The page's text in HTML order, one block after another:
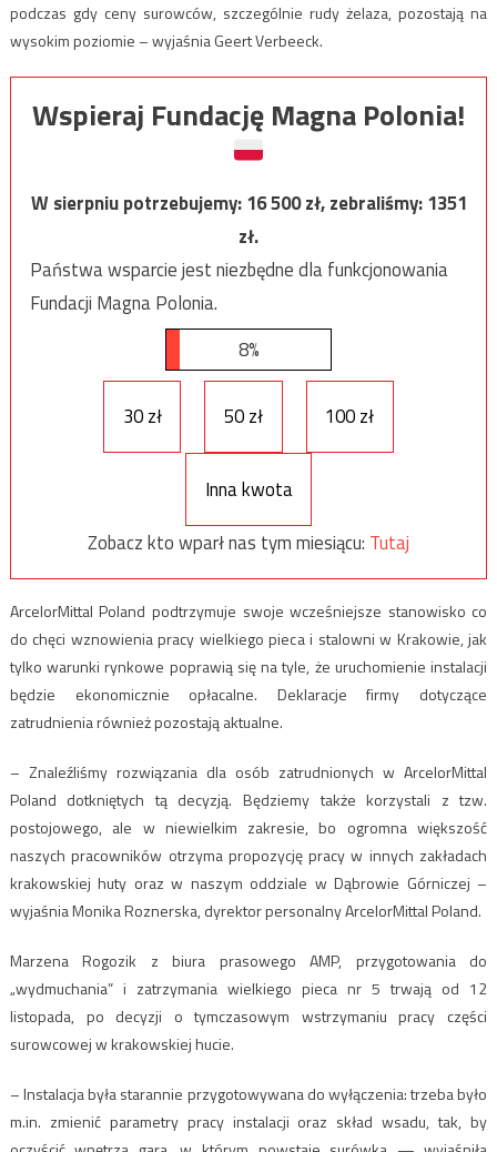
podczas gdy ceny surowców, szczególnie rudy żelaza, pozostają na
wysokim poziomie – wyjaśnia Geert Verbeeck.
Wspieraj Fundację Magna Polonia!
W sierpniu potrzebujemy:16 500zł, zebraliśmy:1351
zł.
Państwa wsparcie jest niezbędne dla funkcjonowania
Fundacji Magna Polonia.
8%
30 zł 50 zł 100 zł
Inna kwota
Zobacz kto wparł nas tym miesiącu: Tutaj
ArcelorMittal Poland podtrzymuje swoje wcześniejsze stanowisko co
do chęci wznowienia pracy wielkiego pieca i stalowni w Krakowie, jak
tylko warunki rynkowe poprawią się na tyle, że uruchomienie instalacji
będzie ekonomicznie opłacalne. Deklaracje firmy dotyczące
zatrudnienia również pozostają aktualne.
– Znaleźliśmy rozwiązania dla osób zatrudnionych w ArcelorMittal
Poland dotkniętych tą decyzją. Będziemy także korzystali z tzw.
postojowego, ale w niewielkim zakresie, bo ogromna większość
naszych pracowników otrzyma propozycję pracy w innych zakładach
krakowskiej huty oraz w naszym oddziale w Dąbrowie Górniczej –
wyjaśnia Monika Roznerska, dyrektor personalny ArcelorMittal Poland.
Marzena Rogozik z biura prasowego AMP, przygotowania do
„wydmuchania” i zatrzymania wielkiego pieca nr 5 trwają od 12
listopada, po decyzji o tymczasowym wstrzymaniu pracy części
surowcowej w krakowskiej hucie.
– Instalacja była starannie przygotowywana do wyłączenia: trzeba było
m.in. zmienić parametry pracy instalacji oraz skład wsadu, tak, by